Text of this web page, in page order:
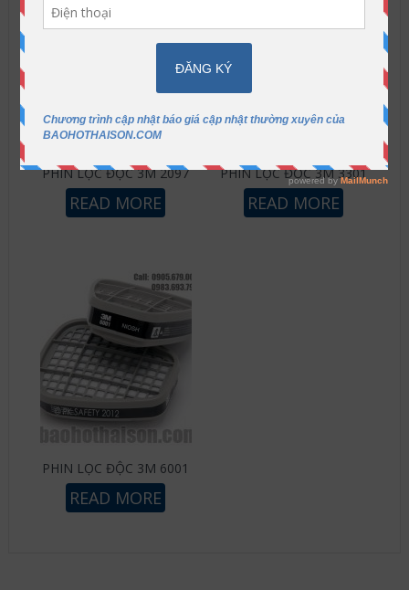
PHIN LỌC ĐỘC 3M 2097
READ MORE
PHIN LỌC ĐỘC 3M 3301
READ MORE
PHIN LỌC ĐỘC 3M 6001
READ MORE